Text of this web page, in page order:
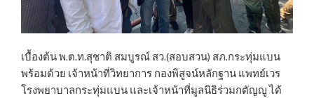
เบื้องต้น พ.ต.ท.สุชาติ สมบูรณ์ สว.(สอบสวน) สภ.กระทุ่มแบน
พร้อมด้วย เจ้าหน้าที่วิทยาการ กองพิสูจน์หลักฐาน แพทย์เวร
โรงพยาบาลกระทุ่มแบน และเจ้าหน้าที่มูลนิธิร่วมกตัญญู ได้